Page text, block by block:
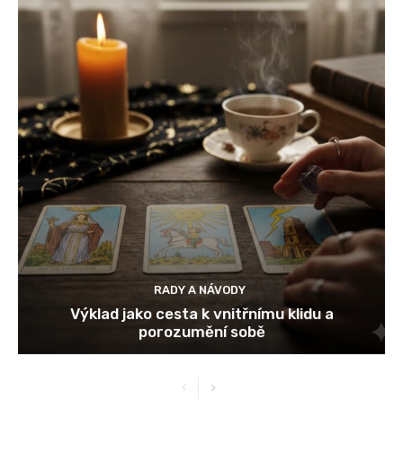
RADY A NÁVODY
Výklad jako cesta k vnitřnímu klidu a
porozumění sobě